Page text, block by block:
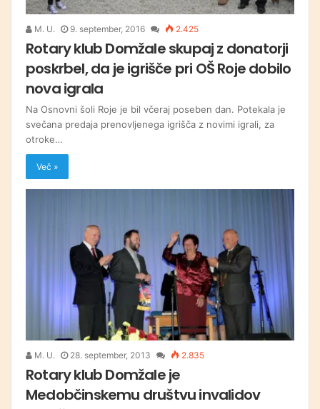
M. U. 9. september, 2016 2.425
Rotary klub Domžale skupaj z donatorji
poskrbel, da je igrišče pri OŠ Roje dobilo
nova igrala
Na Osnovni šoli Roje je bil včeraj poseben dan. Potekala je
svečana predaja prenovljenega igrišča z novimi igrali, za
otroke…
Več »
M. U. 28. september, 2013 2.835
Rotary klub Domžale je
Medobčinskemu društvu invalidov